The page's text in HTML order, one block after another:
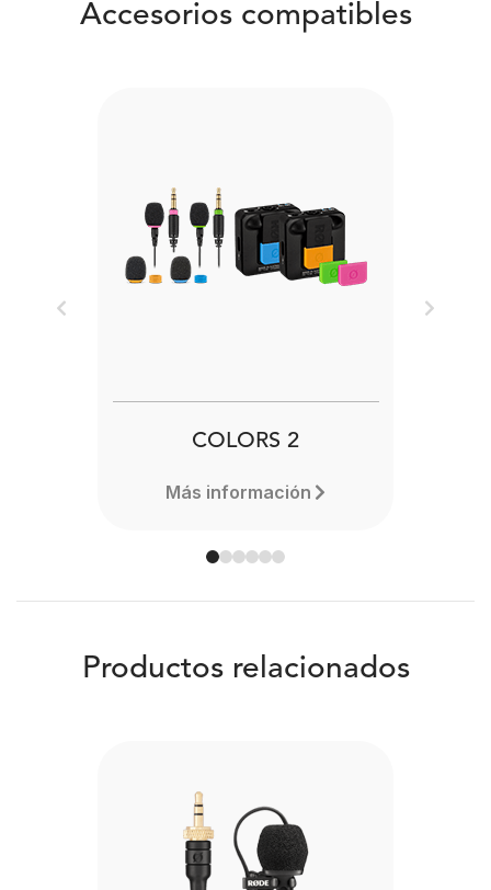
Accesorios compatibles
COLORS 2
Más información
Previous Next
Productos relacionados